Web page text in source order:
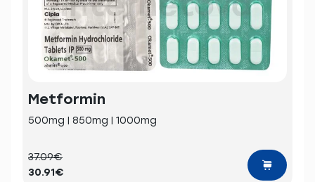
Metformin
500mg | 850mg | 1000mg
37.09€
30.91€